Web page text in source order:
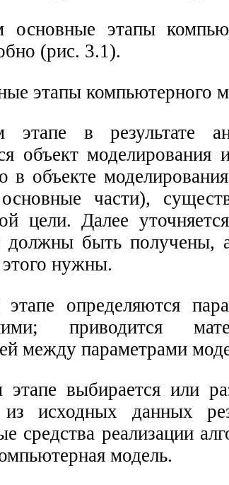
основные этапы
(рис. 3.1).
в результате
объект моделирования
в объекте
основные части),
цели. Далее
должны быть получены,
нужны.
определяются
приводится
между параметрами
выбирается или
исходных данных
средства реализации
модель.